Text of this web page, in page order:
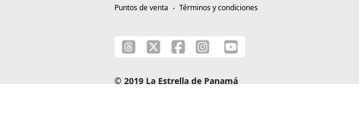
Puntos de venta
Términos y condiciones
© 2019 La Estrella de Panamá